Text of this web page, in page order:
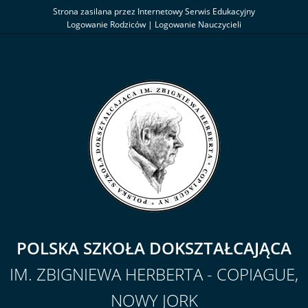
Strona zasilana przez Internetowy Serwis Edukacyjny
Logowanie Rodziców | Logowanie Nauczycieli
POLSKA SZKOŁA DOKSZTAŁCAJĄCA
IM. ZBIGNIEWA HERBERTA - COPIAGUE,
NOWY JORK